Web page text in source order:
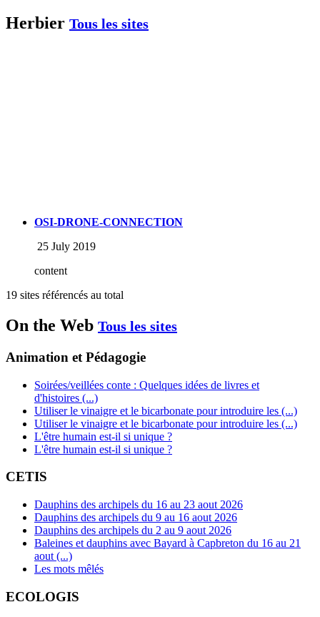
Herbier Tous les sites
OSI-DRONE-CONNECTION
25 July 2019
content
19 sites référencés au total
On the Web Tous les sites
Animation et Pédagogie
Soirées/veillées conte : Quelques idées de livres et
d'histoires (...)
Utiliser le vinaigre et le bicarbonate pour introduire les (...)
Utiliser le vinaigre et le bicarbonate pour introduire les (...)
L'être humain est-il si unique ?
L'être humain est-il si unique ?
CETIS
Dauphins des archipels du 16 au 23 aout 2026
Dauphins des archipels du 9 au 16 aout 2026
Dauphins des archipels du 2 au 9 aout 2026
Baleines et dauphins avec Bayard à Capbreton du 16 au 21
aout (...)
Les mots mêlés
ECOLOGIS